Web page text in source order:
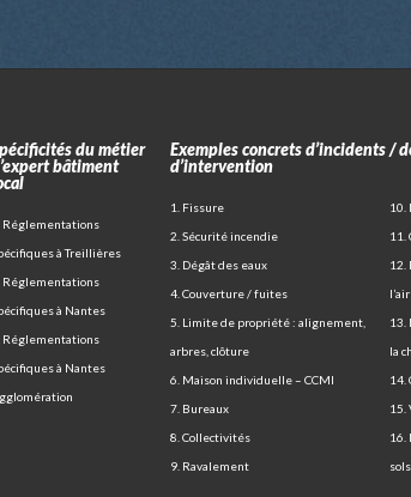
du métier
bâtiment
Réglementations
à Treillières
Réglementations
à Nantes
Réglementations
à Nantes
Exemples concrets d’incidents /
d’intervention
1. Fissure
2. Sécurité incendie
3. Dégât des eaux
4. Couverture / fuites
5. Limite de propriété : alignement,
arbres, clôture
6. Maison individuelle – CCMI
7. Bureaux
8. Collectivités
9. Ravalement
10.
11.
12.
13.
la
14.
15.
16.
sols